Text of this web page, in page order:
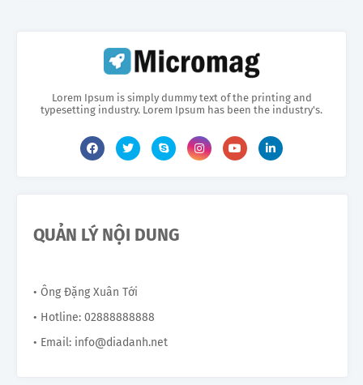
Lorem Ipsum is simply dummy text of the printing and
typesetting industry. Lorem Ipsum has been the industry's.
QUẢN LÝ NỘI DUNG
• Ông Đặng Xuân Tới
• Hotline: 02888888888
• Email: info@diadanh.net